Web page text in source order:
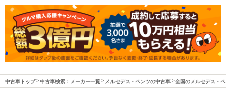
中古車トップ 中古車検索：メーカー一覧 メルセデス・ベンツの中古車 全国のメルセデス・